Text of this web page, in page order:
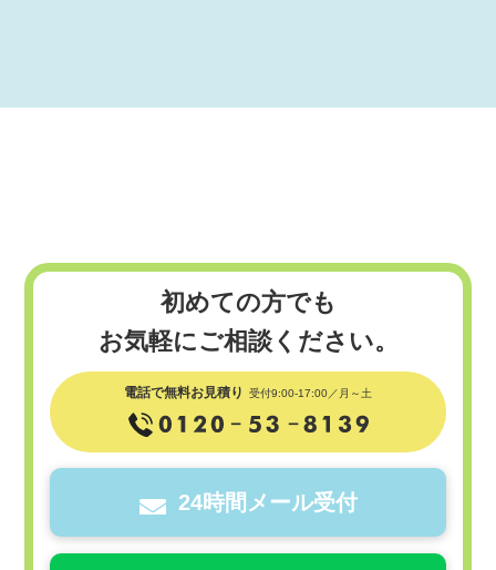
初めての方でも
お気軽にご相談ください。
電話で無料お見積り 受付9:00-17:00／月～土
24時間メール受付